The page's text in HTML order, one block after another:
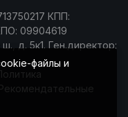
КПП:
09904619
д. 5к1. Ген.директор:
файлы и